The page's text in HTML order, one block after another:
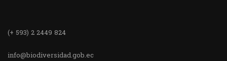
(+ 593) 2 2449 824
info@biodiversidad.gob.ec